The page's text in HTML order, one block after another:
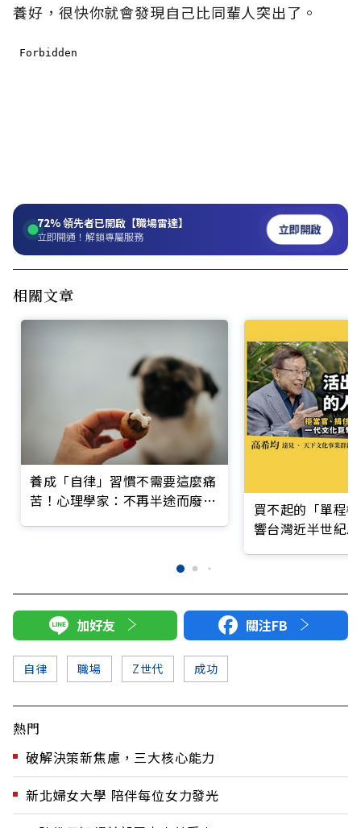
養好，很快你就會發現自己比同輩人突出了。
72%領先者已開啟【職場雷達】
立即開通！解鎖專屬服務 立即開啟
相關文章
養成「自律」習慣不需要這麼痛
苦！心理學家：不再半途而廢的
買不起的「單程
響台灣近半世紀
加好友 關注FB
自律 職場 Z世代 成功
熱門
破解決策新焦慮，三大核心能力
新北婦女大學 陪伴每位女力發光